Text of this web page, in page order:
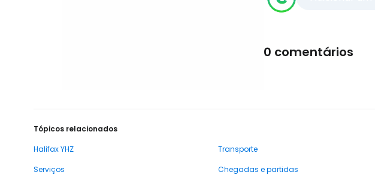
0 comentários
Tópicos relacionados
Halifax YHZ
Transporte
Serviços
Chegadas e partidas